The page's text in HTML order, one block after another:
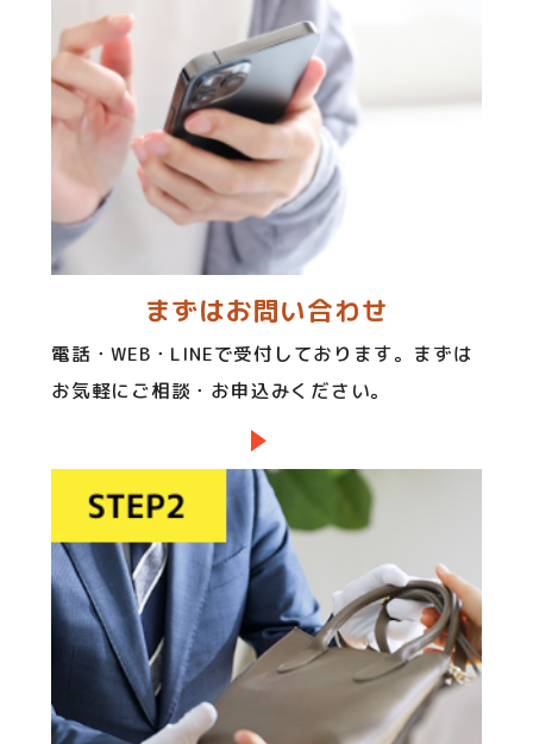
まずはお問い合わせ
電話・WEB・LINEで受付しております。まずは
お気軽にご相談・お申込みください。